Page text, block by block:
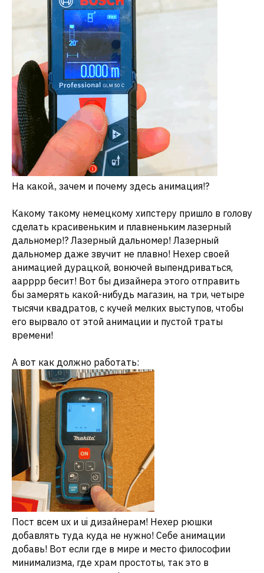
На какой., зачем и почему здесь анимация!?
Какому такому немецкому хипстеру пришло в голову
сделать красивеньким и плавненьким лазерный
дальномер!? Лазерный дальномер! Лазерный
дальномер даже звучит не плавно! Нехер своей
анимацией дурацкой, вонючей выпендриваться,
аарррр бесит! Вот бы дизайнера этого отправить
бы замерять какой-нибудь магазин, на три, четыре
тысячи квадратов, с кучей мелких выступов, чтобы
его вырвало от этой анимации и пустой траты
времени!
А вот как должно работать:
Пост всем ux и ui дизайнерам! Нехер рюшки
добавлять туда куда не нужно! Себе анимации
добавь! Вот если где в мире и место философии
минимализма, где храм простоты, так это в